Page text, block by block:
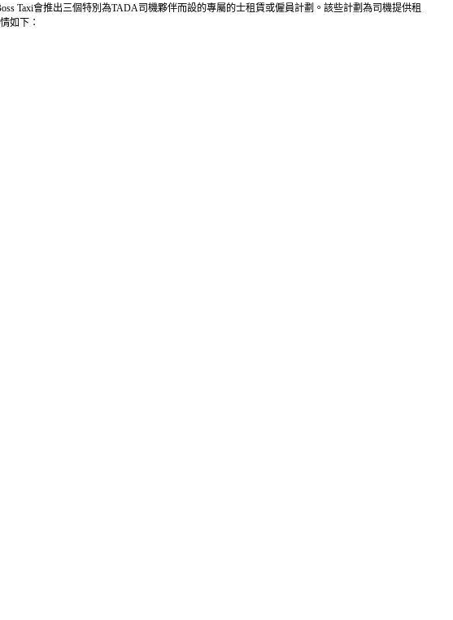
Taxi會推出三個特別為TADA司機夥伴而設的專屬的士租賃或僱員計劃。該些計劃為司機提供租
如下：